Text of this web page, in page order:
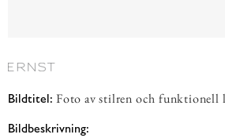
Bildtitel: Foto av stilren och funktionell
Bildbeskrivning: